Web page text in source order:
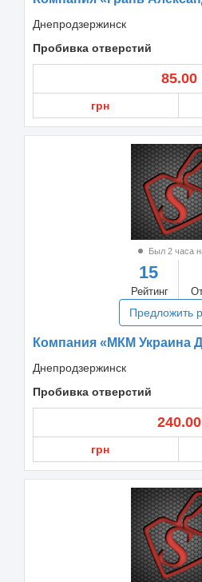
Днепродзержинск
Пробивка отверстий
85.00
грн
Был 2 часа
15
Рейтинг
Предложить
Компания «МКМ Украина
Днепродзержинск
Пробивка отверстий
240.00
грн